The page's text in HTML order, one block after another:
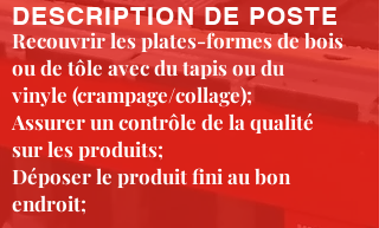
DESCRIPTION DE POSTE
Recouvrir les plates-formes de bois
ou de tôle avec du tapis ou du
vinyle (crampage/collage);
Assurer un contrôle de la qualité
sur les produits;
Déposer le produit fini au bon
endroit;